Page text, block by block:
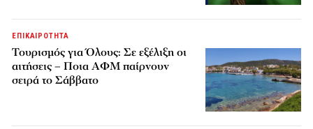
ΕΠΙΚΑΙΡΟΤΗΤΑ
Τουρισμός για Όλους: Σε εξέλιξη οι
αιτήσεις – Ποια ΑΦΜ παίρνουν
σειρά το Σάββατο